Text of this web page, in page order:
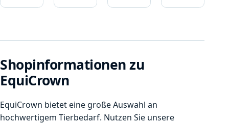
Shopinformationen zu
EquiCrown
EquiCrown bietet eine große Auswahl an
hochwertigem Tierbedarf. Nutzen Sie unsere